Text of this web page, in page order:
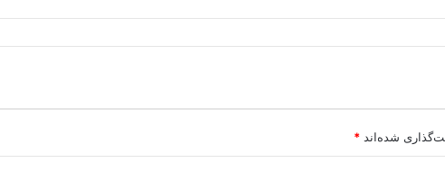
شده‌اند *